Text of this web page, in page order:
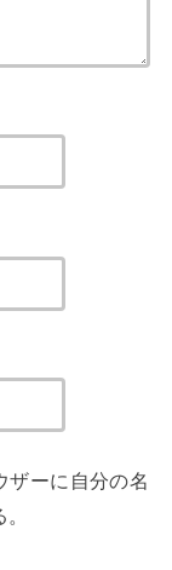
ザーに自分の名